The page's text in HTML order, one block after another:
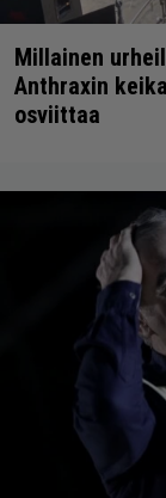
Millainen
Anthraxin
osviittaa